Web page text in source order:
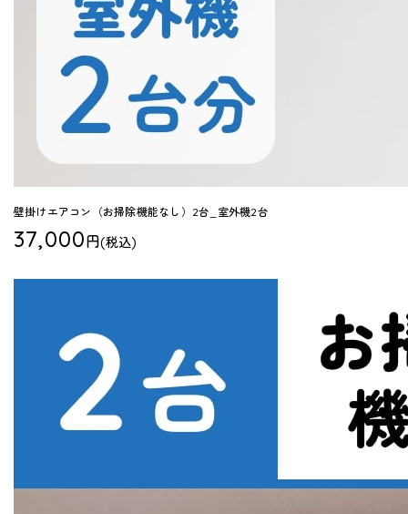
壁掛けエアコン（お掃除機能なし）2台_室外機2台
37,000円(税込)